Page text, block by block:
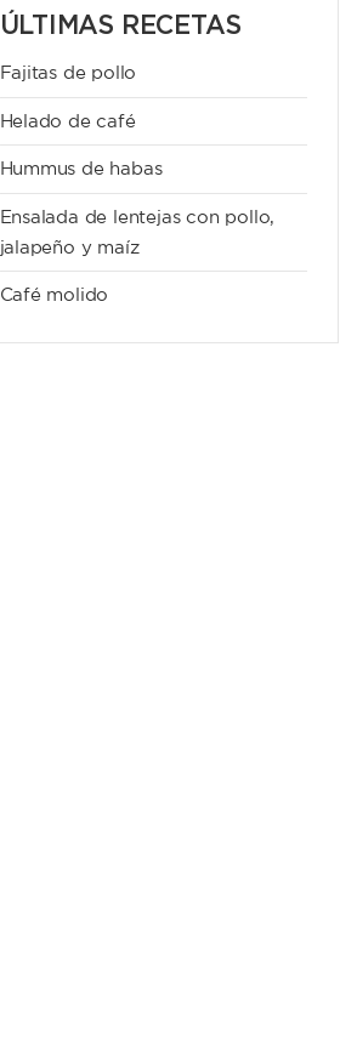
ÚLTIMAS RECETAS
Fajitas de pollo
Helado de café
Hummus de habas
Ensalada de lentejas con pollo,
jalapeño y maíz
Café molido